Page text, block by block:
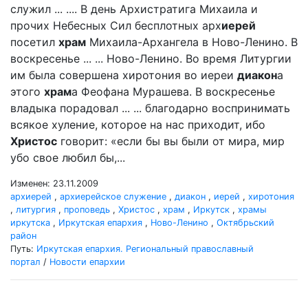
служил ... .... В день Архистратига Михаила и
прочих Небесных Сил бесплотных архиерей
посетил храм Михаила-Архангела в Ново-Ленино. В
воскресенье ... ... Ново-Ленино. Во время Литургии
им была совершена хиротония во иереи диакона
этого храма Феофана Мурашева. В воскресенье
владыка порадовал ... ... благодарно воспринимать
всякое хуление, которое на нас приходит, ибо
Христос говорит: «если бы вы были от мира, мир
убо свое любил бы,...
Изменен: 23.11.2009
архиерей , архиерейское служение , диакон , иерей , хиротония
, литургия , проповедь , Христос , храм , Иркутск , храмы
иркутска , Иркутская епархия , Ново-Ленино , Октябрьский
район
Путь: Иркутская епархия. Региональный православный
портал / Новости епархии